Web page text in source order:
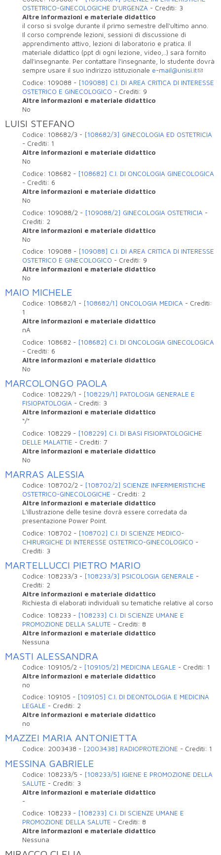
OSTETRICO-GINECOLOGICHE D'URGENZA - Crediti: 3
Altre informazioni e materiale didattico
il corso si svolge durante il primo semestre dell'ultimo anno.
Il corso comprende lezioni, sessioni di discussione di
apprendimento attivo, lezioni di laboratorio e pratica. Il
materiale didattico (ppt di ogni lezione, video,..) sarà fornito
dall'insegnante. Per contattare l'insegnante, lo studente dovrà
sempre usare il suo indirizzo istituzionale e-mail@unisi.it
Codice: 109088 - [109088] C.I. DI AREA CRITICA DI INTERESSE
OSTETRICO E GINECOLOGICO - Crediti: 9
Altre informazioni e materiale didattico
No
LUISI STEFANO
Codice: 108682/3 - [108682/3] GINECOLOGIA ED OSTETRICIA
- Crediti: 1
Altre informazioni e materiale didattico
No
Codice: 108682 - [108682] C.I. DI ONCOLOGIA GINECOLOGICA
- Crediti: 6
Altre informazioni e materiale didattico
No
Codice: 109088/2 - [109088/2] GINECOLOGIA OSTETRICIA -
Crediti: 2
Altre informazioni e materiale didattico
No
Codice: 109088 - [109088] C.I. DI AREA CRITICA DI INTERESSE
OSTETRICO E GINECOLOGICO - Crediti: 9
Altre informazioni e materiale didattico
No
MAIO MICHELE
Codice: 108682/1 - [108682/1] ONCOLOGIA MEDICA - Crediti:
1
Altre informazioni e materiale didattico
nA
Codice: 108682 - [108682] C.I. DI ONCOLOGIA GINECOLOGICA
- Crediti: 6
Altre informazioni e materiale didattico
No
MARCOLONGO PAOLA
Codice: 108229/1 - [108229/1] PATOLOGIA GENERALE E
FISIOPATOLOGIA - Crediti: 3
Altre informazioni e materiale didattico
“/”
Codice: 108229 - [108229] C.I. DI BASI FISIOPATOLOGICHE
DELLE MALATTIE - Crediti: 7
Altre informazioni e materiale didattico
No
MARRAS ALESSIA
Codice: 108702/2 - [108702/2] SCIENZE INFERMIERISTICHE
OSTETRICO-GINECOLOGICHE - Crediti: 2
Altre informazioni e materiale didattico
L'illustrazione delle tesine dovrà essere corredata da
presentazione Power Point.
Codice: 108702 - [108702] C.I. DI SCIENZE MEDICO-
CHIRURGICHE DI INTERESSE OSTETRICO-GINECOLOGICO -
Crediti: 3
MARTELLUCCI PIETRO MARIO
Codice: 108233/3 - [108233/3] PSICOLOGIA GENERALE -
Crediti: 2
Altre informazioni e materiale didattico
Richiesta di elaborati individuali su tematiche relative al corso
Codice: 108233 - [108233] C.I. DI SCIENZE UMANE E
PROMOZIONE DELLA SALUTE - Crediti: 8
Altre informazioni e materiale didattico
Nessuna
MASTI ALESSANDRA
Codice: 109105/2 - [109105/2] MEDICINA LEGALE - Crediti: 1
Altre informazioni e materiale didattico
no
Codice: 109105 - [109105] C.I. DI DEONTOLOGIA E MEDICINA
LEGALE - Crediti: 2
Altre informazioni e materiale didattico
no
MAZZEI MARIA ANTONIETTA
Codice: 2003438 - [2003438] RADIOPROTEZIONE - Crediti: 1
MESSINA GABRIELE
Codice: 108233/5 - [108233/5] IGIENE E PROMOZIONE DELLA
SALUTE - Crediti: 3
Altre informazioni e materiale didattico
-
Codice: 108233 - [108233] C.I. DI SCIENZE UMANE E
PROMOZIONE DELLA SALUTE - Crediti: 8
Altre informazioni e materiale didattico
Nessuna